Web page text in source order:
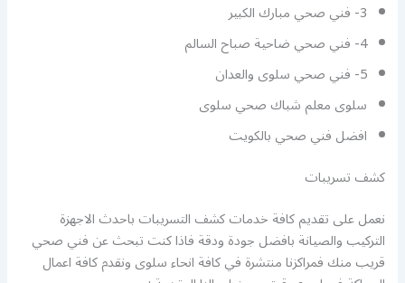
3- فني صحي مبارك الكبير
4- فني صحي ضاحية صباح السالم
5- فني صحي سلوى والعدان
سلوى معلم شباك صحي سلوى
افضل فني صحي بالكويت
كشف تسريبات
نعمل على تقديم كافة خدمات كشف التسريبات باحدث الاجهزة
التركيب والصيانة بافضل جودة ودقة فاذا كنت تبحث عن فني صحي
قريب منك فمراكزنا منتشرة في كافة انحاء سلوى ونقدم كافة اعمال